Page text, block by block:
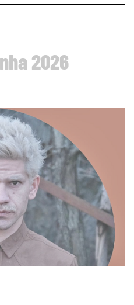
2026